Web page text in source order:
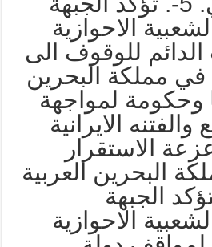
الاحوازية
للوقوف الى
مملكة البحرين
لمواجهة
الايرانية
الاستقرار
البحرين العربية
6-. تؤكد الجبهة
الاحوازية